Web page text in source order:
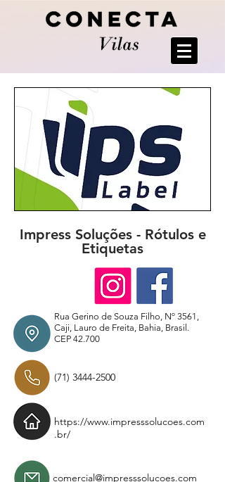
Impress Soluções - Rótulos e
Etiquetas
Rua Gerino de Souza Filho, Nº 3561,
Caji, Lauro de Freita, Bahia, Brasil.
CEP 42.700
(71) 3444-2500
https://www.impresssolucoes.com
.br/
comercial@impresssolucoes.com